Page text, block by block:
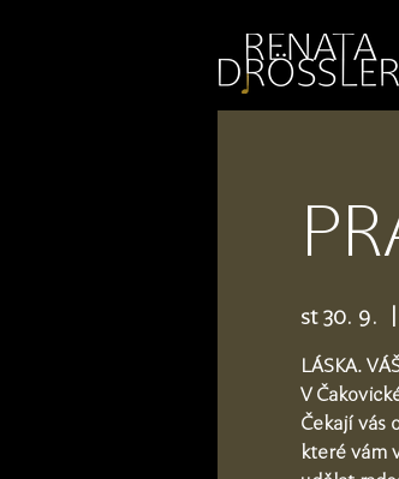
st 30. 9.
LÁSKA.
V
Čekají vás
které vám